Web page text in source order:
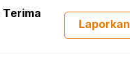
Laporkan